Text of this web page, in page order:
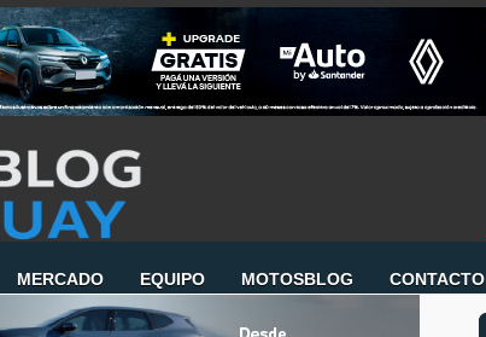
MERCADO EQUIPO MOTOSBLOG CONTACTO